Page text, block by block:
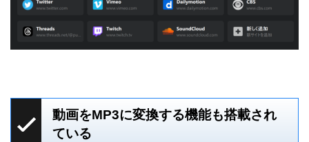
動画をMP3に変換する機能も搭載され
ている